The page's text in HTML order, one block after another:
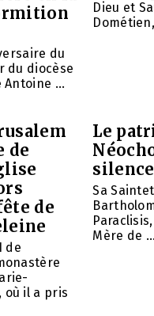
du
du diocèse
...
Dieu et
de
de
de
où il a pris
Le
Sa
Mère de ...